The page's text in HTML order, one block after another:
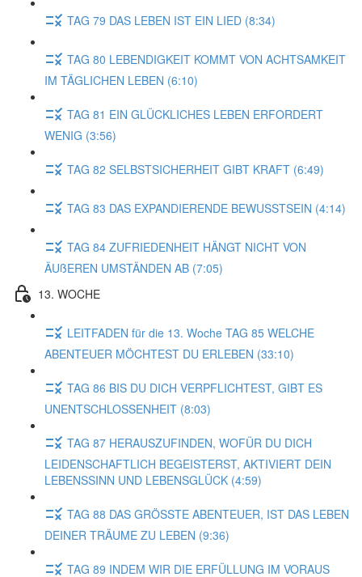
TAG 79 DAS LEBEN IST EIN LIED (8:34)
TAG 80 LEBENDIGKEIT KOMMT VON ACHTSAMKEIT
IM TÄGLICHEN LEBEN (6:10)
TAG 81 EIN GLÜCKLICHES LEBEN ERFORDERT
WENIG (3:56)
TAG 82 SELBSTSICHERHEIT GIBT KRAFT (6:49)
TAG 83 DAS EXPANDIERENDE BEWUSSTSEIN (4:14)
TAG 84 ZUFRIEDENHEIT HÄNGT NICHT VON
ÄUßEREN UMSTÄNDEN AB (7:05)
13. WOCHE
LEITFADEN für die 13. Woche TAG 85 WELCHE
ABENTEUER MÖCHTEST DU ERLEBEN (33:10)
TAG 86 BIS DU DICH VERPFLICHTEST, GIBT ES
UNENTSCHLOSSENHEIT (8:03)
TAG 87 HERAUSZUFINDEN, WOFÜR DU DICH
LEIDENSCHAFTLICH BEGEISTERST, AKTIVIERT DEIN
LEBENSSINN UND LEBENSGLÜCK (4:59)
TAG 88 DAS GRÖSSTE ABENTEUER, IST DAS LEBEN
DEINER TRÄUME ZU LEBEN (9:36)
TAG 89 INDEM WIR DIE ERFÜLLUNG IM VORAUS